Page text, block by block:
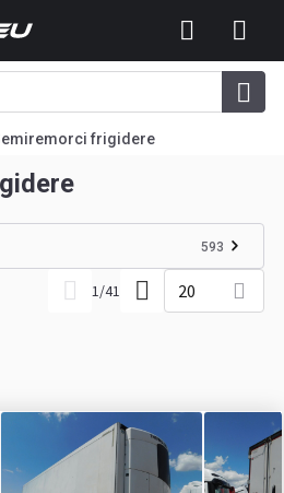
frigidere
593
1/41 20